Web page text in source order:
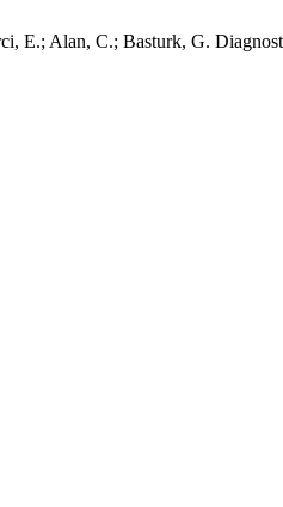
E.; Alan, C.; Basturk, G.